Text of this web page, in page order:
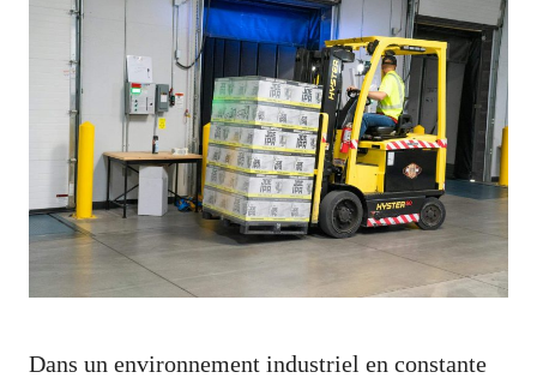
Dans un environnement industriel en constante